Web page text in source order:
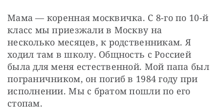
Мама — коренная москвичка. С 8-го по 10-й
класс мы приезжали в Москву на
несколько месяцев, к родственникам. Я
ходил там в школу. Общность с Россией
была для меня естественной. Мой папа был
пограничником, он погиб в 1984 году при
исполнении. Мы с братом пошли по его
стопам.